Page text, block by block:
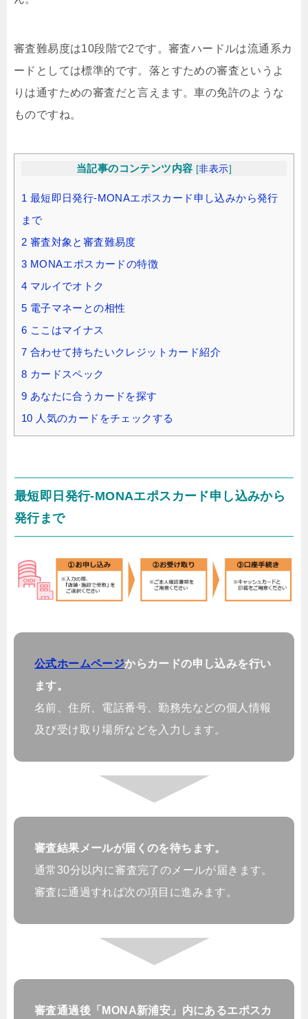
審査難易度は10段階で2です。審査ハードルは流通系カ
ードとしては標準的です。落とすための審査というよ
りは通すための審査だと言えます。車の免許のような
ものですね。
当記事のコンテンツ内容 [非表示]
1 最短即日発行-MONAエポスカード申し込みから発行
まで
2 審査対象と審査難易度
3 MONAエポスカードの特徴
4 マルイでオトク
5 電子マネーとの相性
6 ここはマイナス
7 合わせて持ちたいクレジットカード紹介
8 カードスペック
9 あなたに合うカードを探す
10 人気のカードをチェックする
最短即日発行-MONAエポスカード申し込みから
発行まで
公式ホームページからカードの申し込みを行い
ます。
名前、住所、電話番号、勤務先などの個人情報
及び受け取り場所などを入力します。
審査結果メールが届くのを待ちます。
通常30分以内に審査完了のメールが届きます。
審査に通過すれば次の項目に進みます。
審査通過後「MONA新浦安」内にあるエポスカ